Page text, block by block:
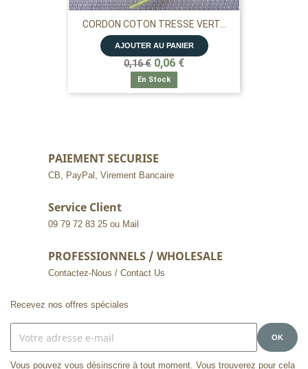
CORDON COTON TRESSE VERT...
AJOUTER AU PANIER
0,16 € 0,06 €
En Stock
PAIEMENT SECURISE
CB, PayPal, Virement Bancaire
Service Client
09 79 72 83 25 ou Mail
PROFESSIONNELS / WHOLESALE
Contactez-Nous / Contact Us
Recevez nos offres spéciales
Vous pouvez vous désinscrire à tout moment. Vous trouverez pour cela